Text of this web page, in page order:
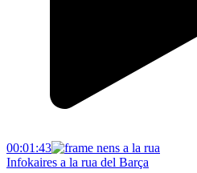
00:01:43
Infokaires a la rua del Barça